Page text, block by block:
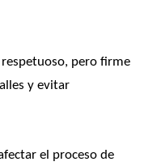
respetuoso, pero firme
y evitar
el proceso de